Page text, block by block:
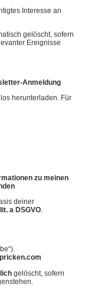
Interesse an
gelöscht, sofern
Ereignisse
Anmeldung
herunterladen. Für
zu meinen
deiner
a DSGVO.
gelöscht, sofern